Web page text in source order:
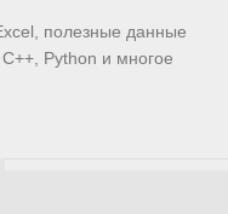
полезные данные
Python и многое